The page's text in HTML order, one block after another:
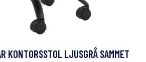
KONTORSSTOL LJUSGRÅ SAMMET